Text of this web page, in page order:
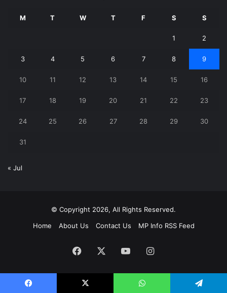
M T W T F S S
1 2
3 4 5 6 7 8 9
10 11 12 13 14 15 16
17 18 19 20 21 22 23
24 25 26 27 28 29 30
31
« Jul
© Copyright 2026, All Rights Reserved.
Home
About Us Contact Us MP Info RSS Feed
Facebook YouTubeInstagram